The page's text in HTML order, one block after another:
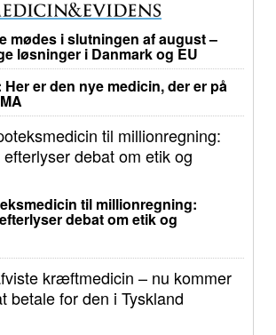
mødes i slutningen af august –
løsninger i Danmark og EU
Her er den nye medicin, der er på
til millionregning:
debat om etik og